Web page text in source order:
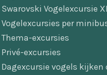
Swarovski Vogelexcursie
Vogelexcursies per
Thema-excursies
Privé-excursies
Dagexcursie vogels kijken